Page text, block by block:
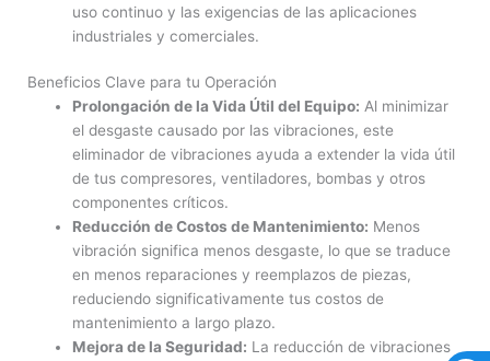
uso continuo y las exigencias de las aplicaciones
industriales y comerciales.
Beneficios Clave para tu Operación
Prolongación de la Vida Útil del Equipo: Al minimizar
el desgaste causado por las vibraciones, este
eliminador de vibraciones ayuda a extender la vida útil
de tus compresores, ventiladores, bombas y otros
componentes críticos.
Reducción de Costos de Mantenimiento: Menos
vibración significa menos desgaste, lo que se traduce
en menos reparaciones y reemplazos de piezas,
reduciendo significativamente tus costos de
mantenimiento a largo plazo.
Mejora de la Seguridad: La reducción de vibraciones